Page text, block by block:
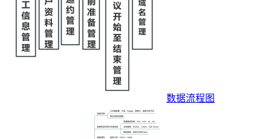
数据流程图